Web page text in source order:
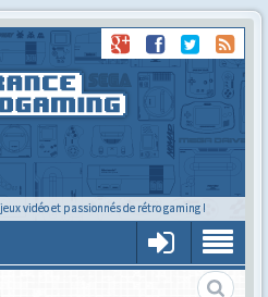
vidéo et passionnés de rétro gaming !